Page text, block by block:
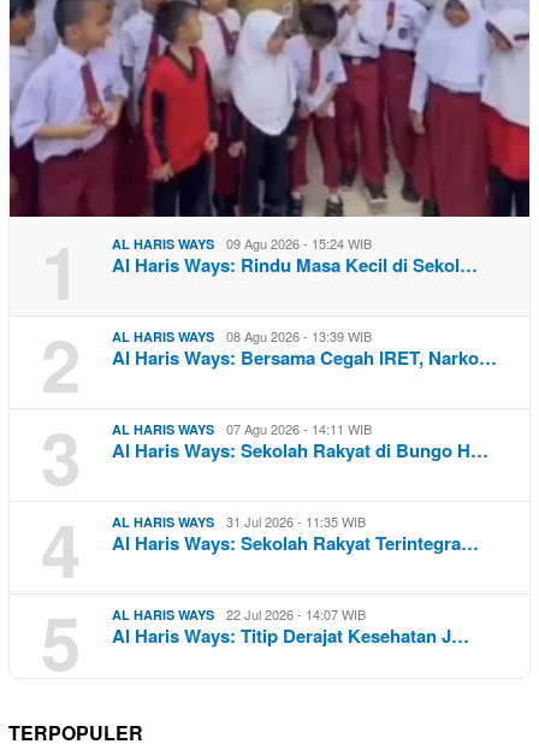
1 AL HARIS WAYS 09 Agu 2026 - 15:24 WIB
Al Haris Ways: Rindu Masa Kecil di Sekol…
2 AL HARIS WAYS 08 Agu 2026 - 13:39 WIB
Al Haris Ways: Bersama Cegah IRET, Narko…
3 AL HARIS WAYS 07 Agu 2026 - 14:11 WIB
Al Haris Ways: Sekolah Rakyat di Bungo H…
4 AL HARIS WAYS 31 Jul 2026 - 11:35 WIB
Al Haris Ways: Sekolah Rakyat Terintegra…
5 AL HARIS WAYS 22 Jul 2026 - 14:07 WIB
Al Haris Ways: Titip Derajat Kesehatan J…
TERPOPULER